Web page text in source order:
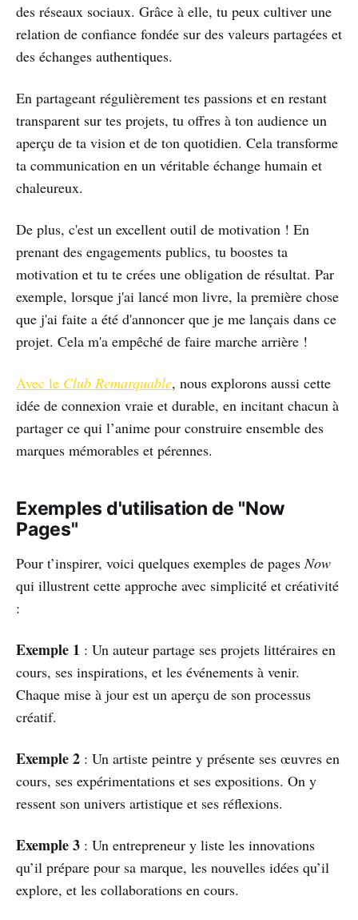
des réseaux sociaux. Grâce à elle, tu peux cultiver une
relation de confiance fondée sur des valeurs partagées et
des échanges authentiques.
En partageant régulièrement tes passions et en restant
transparent sur tes projets, tu offres à ton audience un
aperçu de ta vision et de ton quotidien. Cela transforme
ta communication en un véritable échange humain et
chaleureux.
De plus, c'est un excellent outil de motivation ! En
prenant des engagements publics, tu boostes ta
motivation et tu te crées une obligation de résultat. Par
exemple, lorsque j'ai lancé mon livre, la première chose
que j'ai faite a été d'annoncer que je me lançais dans ce
projet. Cela m'a empêché de faire marche arrière !
Avec le Club Remarquable, nous explorons aussi cette
idée de connexion vraie et durable, en incitant chacun à
partager ce qui l’anime pour construire ensemble des
marques mémorables et pérennes.
Exemples d'utilisation de "Now
Pages"
Pour t’inspirer, voici quelques exemples de pagesNow
qui illustrent cette approche avec simplicité et créativité
:
Exemple 1 : Un auteur partage ses projets littéraires en
cours, ses inspirations, et les événements à venir.
Chaque mise à jour est un aperçu de son processus
créatif.
Exemple 2 : Un artiste peintre y présente ses œuvres en
cours, ses expérimentations et ses expositions. On y
ressent son univers artistique et ses réflexions.
Exemple 3 : Un entrepreneur y liste les innovations
qu’il prépare pour sa marque, les nouvelles idées qu’il
explore, et les collaborations en cours.